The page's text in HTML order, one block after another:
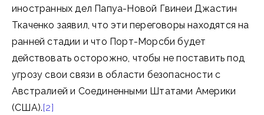
иностранных дел Папуа-Новой Гвинеи Джастин
Ткаченко заявил, что эти переговоры находятся на
ранней стадии и что Порт-Морсби будет
действовать осторожно, чтобы не поставить под
угрозу свои связи в области безопасности с
Австралией и Соединенными Штатами Америки
(США).[2]